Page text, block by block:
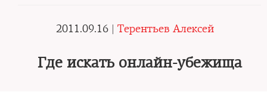
2011.09.16 | Терентьев Алексей
Где искать онлайн-убежища